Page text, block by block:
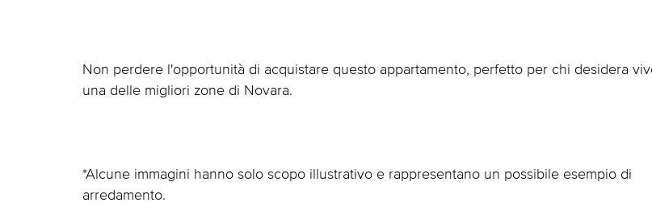
Non perdere l'opportunità di acquistare questo appartamento, perfetto per chi desidera
una delle migliori zone di Novara.
*Alcune immagini hanno solo scopo illustrativo e rappresentano un possibile esempio di
arredamento.